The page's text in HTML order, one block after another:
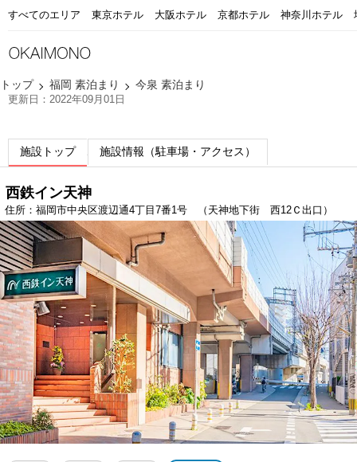
すべてのエリア 東京ホテル 大阪ホテル 京都ホテル 神奈川ホテル
トップ 福岡 素泊まり 今泉 素泊まり
更新日：2022年09月01日
施設トップ 施設情報（駐車場・アクセス）
西鉄イン天神
住所：福岡市中央区渡辺通4丁目7番1号 （天神地下街 西12Ｃ出口）